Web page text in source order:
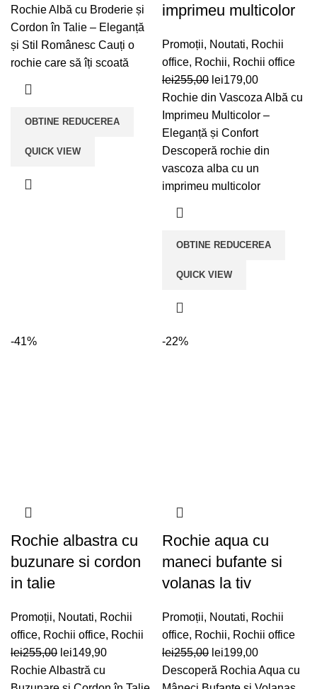
inițial
a
fost:
lei299,00.
curent
este:
lei99,00.
Rochie Albă cu Broderie și
Cordon în Talie – Eleganță
și Stil Românesc Cauți o
rochie care să îți scoată
OBTINE REDUCEREA
QUICK VIEW
imprimeu multicolor
Promoții, Noutati, Rochii
office, Rochii, Rochii office
lei255,00 Prețul
inițial
a
fost:
lei255,00.
lei179,00Prețul
curent
este:
lei179,00.
Rochie din Vascoza Albă cu
Imprimeu Multicolor –
Eleganță și Confort
Descoperă rochie din
vascoza alba cu un
imprimeu multicolor
OBTINE REDUCEREA
QUICK VIEW
-41%
Rochie albastra cu
buzunare si cordon
in talie
Promoții, Noutati, Rochii
office, Rochii office, Rochii
lei255,00 Prețul
inițial
lei149,90Prețul
Rochie Albastră cu
-22%
Rochie aqua cu
maneci bufante si
volanas la tiv
Promoții, Noutati, Rochii
office, Rochii, Rochii office
lei255,00 Prețul
inițial
lei199,00Prețul
curent
Descoperă Rochia Aqua cu